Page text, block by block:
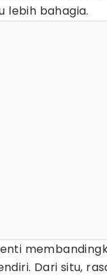
lebih bahagia.
Dari situ,